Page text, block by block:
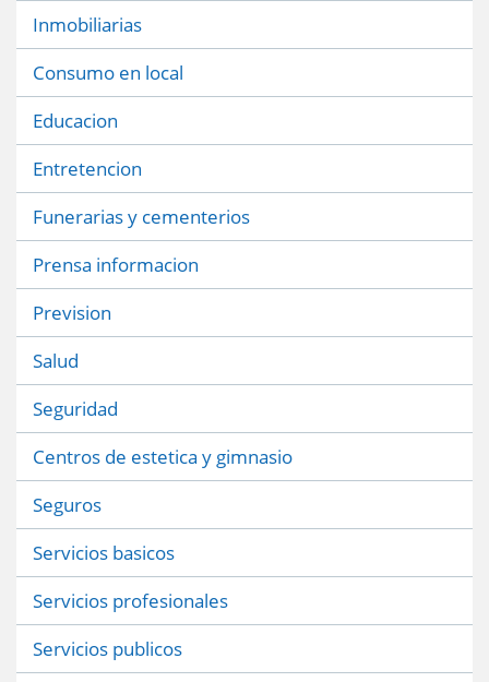
Inmobiliarias
Consumo en local
Educacion
Entretencion
Funerarias y cementerios
Prensa informacion
Prevision
Salud
Seguridad
Centros de estetica y gimnasio
Seguros
Servicios basicos
Servicios profesionales
Servicios publicos